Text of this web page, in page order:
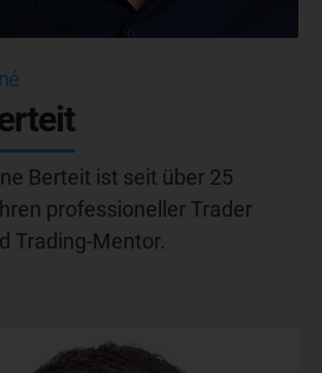
Berteit ist seit über 25
professioneller Trader
Trading-Mentor.